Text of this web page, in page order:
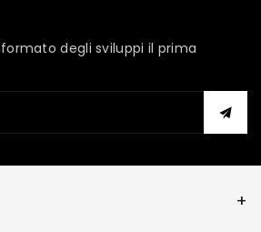
degli sviluppi il prima